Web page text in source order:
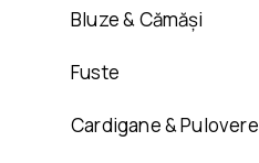
Bluze & Cămăși
Fuste
Cardigane & Pulovere